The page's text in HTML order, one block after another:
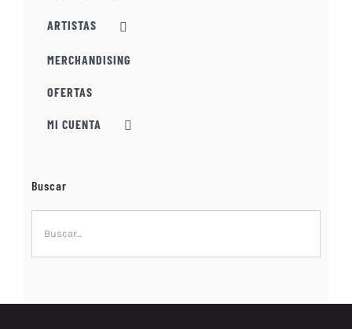
ARTISTAS
MERCHANDISING
OFERTAS
MI CUENTA
Buscar